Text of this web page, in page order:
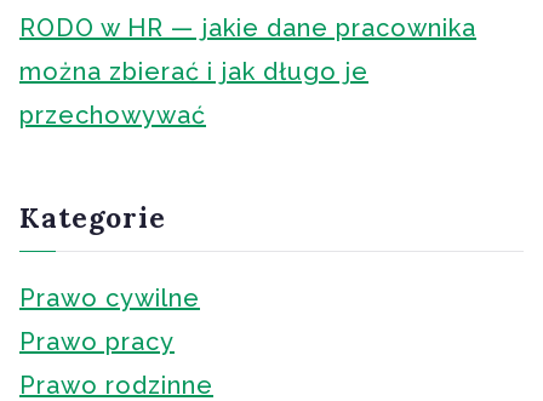
RODO w HR — jakie dane pracownika
można zbierać i jak długo je
przechowywać
Kategorie
Prawo cywilne
Prawo pracy
Prawo rodzinne